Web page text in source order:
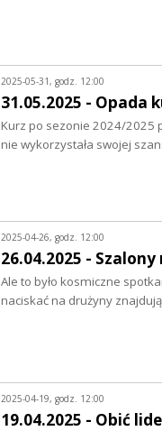
2025-05-31, godz. 12:00
31.05.2025 - Opada
Kurz po sezonie 2024/2025
nie wykorzystała swojej
2025-04-26, godz. 12:00
26.04.2025 -
Ale to było kosmiczne
naciskać na drużyny
2025-04-19, godz. 12:00
19.04.2025 - Obić